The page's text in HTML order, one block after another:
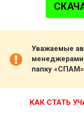
Уважаемые
менеджерами
папку
КАК СТАТЬ